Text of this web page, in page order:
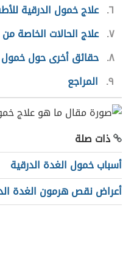
٦ علاج خمول الدرقية
٧ علاج الحالات الخاصة
٨ حقائق أخرى حول خمول
٩ المراجع
ذات صلة
أسباب خمول الغدة الدرقية
أعراض نقص هرمون الغدة